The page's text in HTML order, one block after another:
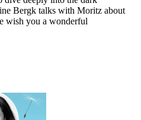
Bergk talks with Moritz about
wish you a wonderful